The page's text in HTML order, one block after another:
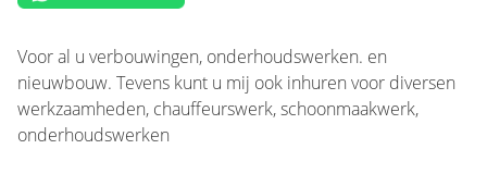
Voor al u verbouwingen, onderhoudswerken. en
nieuwbouw. Tevens kunt u mij ook inhuren voor diversen
werkzaamheden, chauffeurswerk, schoonmaakwerk,
onderhoudswerken